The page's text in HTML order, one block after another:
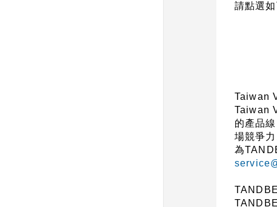
請點選
Taiwan
Taiwan
的產品
場競爭力
為